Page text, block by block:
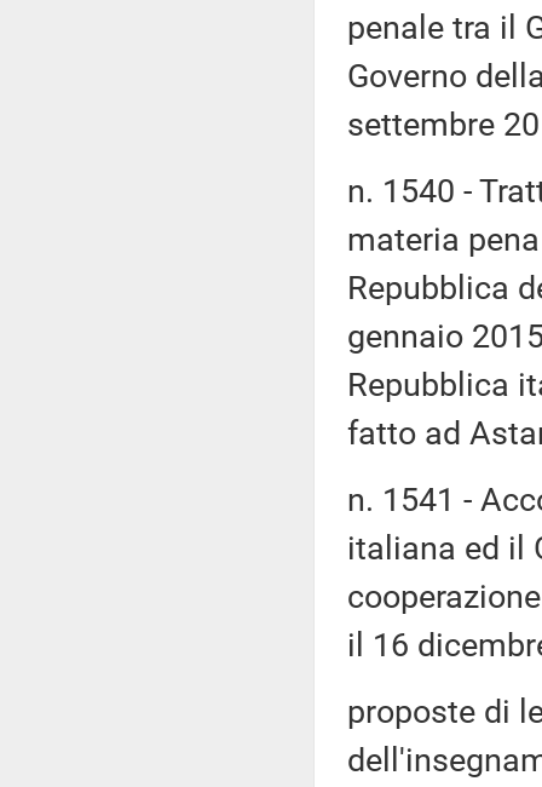
penale tra il
Governo
settembre
n. 1540 -
materia
Repubblica
gennaio
Repubblica
fatto ad
n. 1541 -
italiana ed il
il 16
proposte di